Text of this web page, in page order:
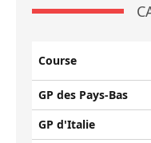
Course
GP des Pays-Bas
GP d'Italie